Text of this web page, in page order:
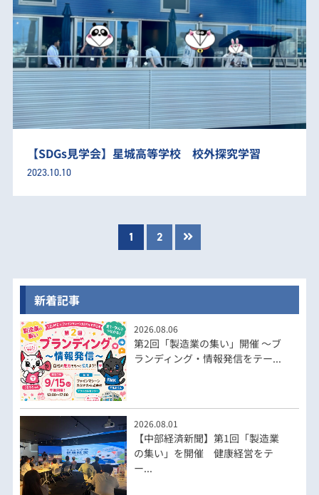
【SDGs見学会】星城高等学校 校外探究学習
2023.10.10
1 2
新着記事
2026.08.06
第2回「製造業の集い」開催 ～ブ
ランディング・情報発信をテー...
2026.08.01
【中部経済新聞】第1回「製造業
の集い」を開催 健康経営をテ
ー...